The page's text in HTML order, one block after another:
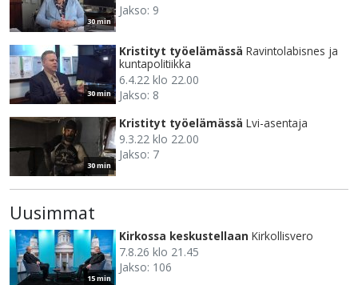
30 min
Jakso: 9
30 min
Kristityt työelämässä Ravintolabisnes ja
kuntapolitiikka
6.4.22 klo 22.00
Jakso: 8
30 min
Kristityt työelämässä Lvi-asentaja
9.3.22 klo 22.00
Jakso: 7
Uusimmat
15 min
Kirkossa keskustellaan Kirkollisvero
7.8.26 klo 21.45
Jakso: 106